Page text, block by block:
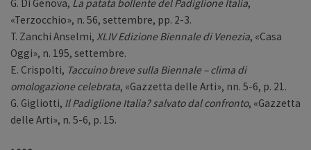
G. Di Genova, La patata bollente del Padiglione Italia,
«Terzocchio», n. 56, settembre, pp. 2-3.
T. Zanchi Anselmi, XLIV Edizione Biennale di Venezia, «Casa
Oggi», n. 195, settembre.
E. Crispolti, Taccuino breve sulla Biennale – clima di
omologazione celebrata, «Gazzetta delle Arti», nn. 5-6, p. 21.
G. Gigliotti, Il Padiglione Italia? salvato dal confronto, «Gazzetta
delle Arti», n. 5-6, p. 15.